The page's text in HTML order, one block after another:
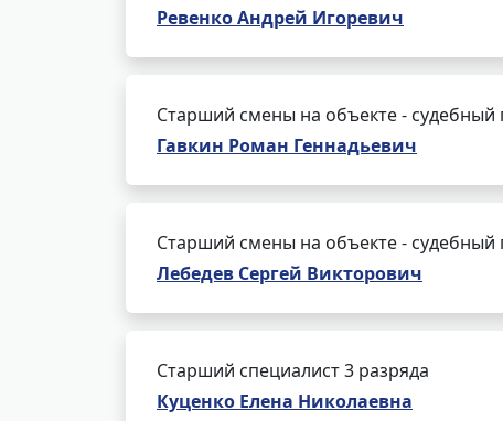
Ревенко Андрей Игоревич
Старший смены на объекте - судебный
Гавкин Роман Геннадьевич
Старший смены на объекте - судебный
Лебедев Сергей Викторович
Старший специалист 3 разряда
Куценко Елена Николаевна